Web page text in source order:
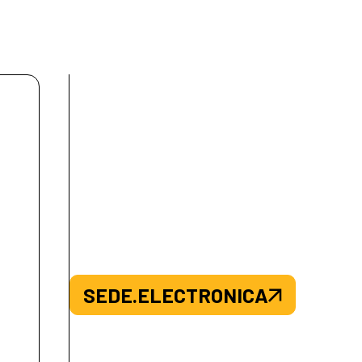
SEDE.ELECTRONICA